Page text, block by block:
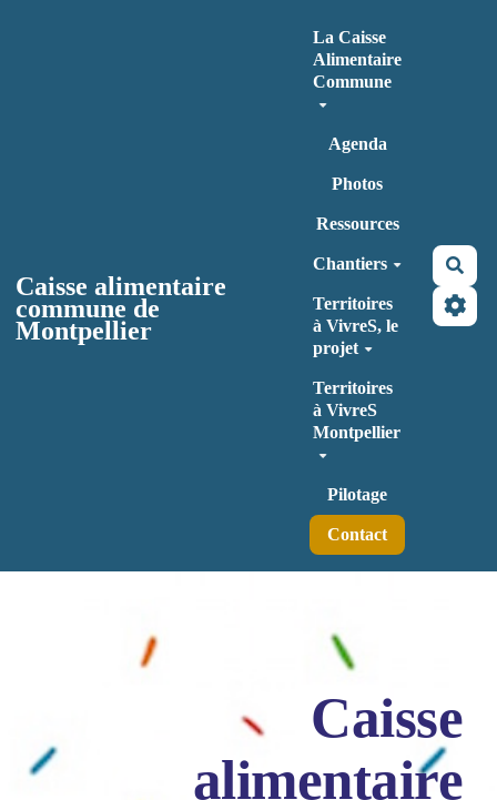
Caisse alimentaire
commune de
Montpellier
La Caisse
Alimentaire
Commune
Agenda
Photos
Ressources
Chantiers
Territoires
à VivreS, le
projet
Territoires
à VivreS
Montpellier
Pilotage
Contact
Caisse
alimentaire